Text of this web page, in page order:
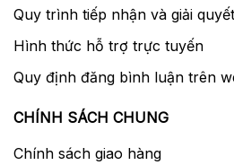
Quy trình tiếp nhận và giải
Hình thức hỗ trợ trực tuyến
Quy định đăng bình luận trên
CHÍNH SÁCH CHUNG
Chính sách giao hàng